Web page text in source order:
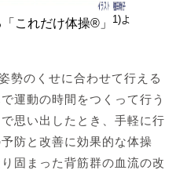
これだけ体操®」
1)よ
勢のくせに合わせて行える
運動の時間をつくって行う
思い出したとき、手軽に行
防と改善に効果的な体操
固まった背筋群の血流の改